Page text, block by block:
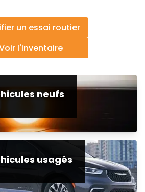
un essai routier
l'inventaire
neufs
usagés